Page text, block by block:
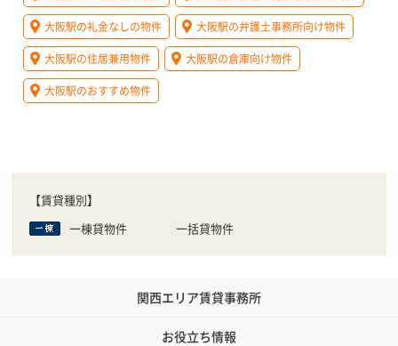
大阪駅の礼金なしの物件 大阪駅の弁護士事務所向け物件
大阪駅の住居兼用物件 大阪駅の倉庫向け物件
大阪駅のおすすめ物件
【賃貸種別】
一棟貸物件
一括貸物件
関西エリア賃貸事務所
お役立ち情報